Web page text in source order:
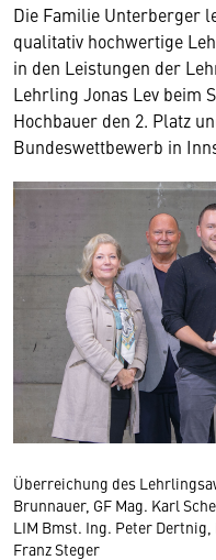
Die Familie Unterberger
qualitativ hochwertige
in den Leistungen der
Lehrling Jonas Lev beim
Hochbauer den 2. Platz
Bundeswettbewerb in
Überreichung des
Brunnauer, GF Mag. Karl
LIM Bmst. Ing. Peter
Franz Steger